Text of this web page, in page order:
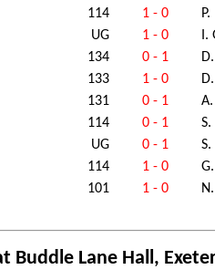
114 1 - 0
UG 1 - 0
134 0 - 1
133 1 - 0
131 0 - 1
114 0 - 1
UG 0 - 1
114 1 - 0
101 1 - 0
Buddle Lane Hall,